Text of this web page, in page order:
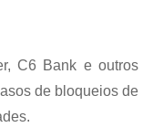
C6 Bank e outros
de bloqueios de